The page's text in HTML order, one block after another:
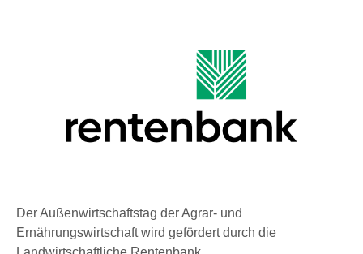
Der Außenwirtschaftstag der Agrar- und
Ernährungswirtschaft wird gefördert durch die